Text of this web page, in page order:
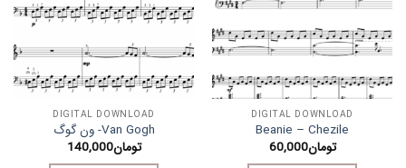
DIGITAL DOWNLOAD
Beanie – Chezile
تومان60,000
DIGITAL DOWNLOAD
Van Gogh- ون گوگ
تومان140,000